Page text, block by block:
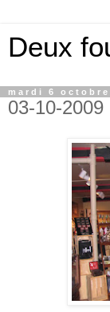
Deux
mardi 6 octobre
03-10-2009